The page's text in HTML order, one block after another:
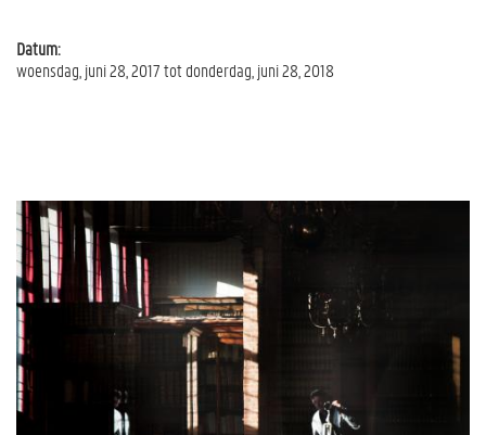
Datum:
woensdag, juni 28, 2017totdonderdag, juni 28, 2018